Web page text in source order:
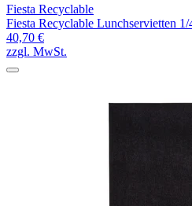
Fiesta Recyclable
Fiesta Recyclable Lunchservietten
40,70 €
zzgl. MwSt.